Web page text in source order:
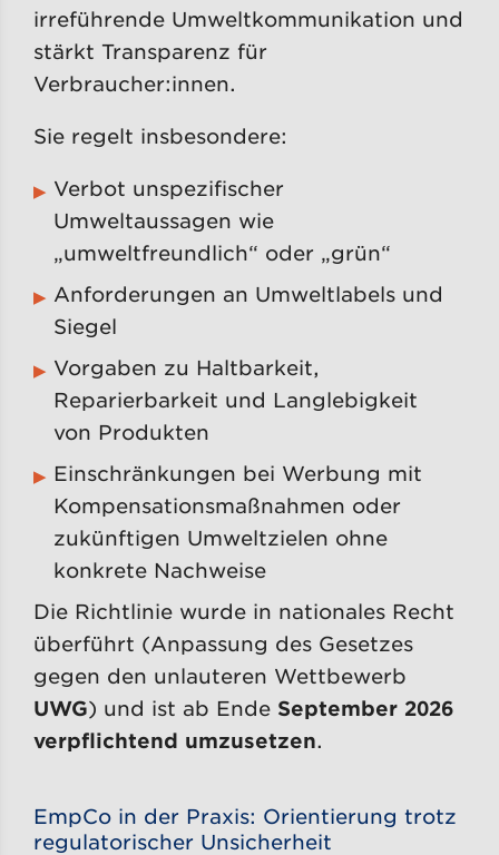
irreführende Umweltkommunikation und
stärkt Transparenz für
Verbraucher:innen.
Sie regelt insbesondere:
Verbot unspezifischer
Umweltaussagen wie
„umweltfreundlich“ oder „grün“
Anforderungen an Umweltlabels und
Siegel
Vorgaben zu Haltbarkeit,
Reparierbarkeit und Langlebigkeit
von Produkten
Einschränkungen bei Werbung mit
Kompensationsmaßnahmen oder
zukünftigen Umweltzielen ohne
konkrete Nachweise
Die Richtlinie wurde in nationales Recht
überführt (Anpassung des Gesetzes
gegen den unlauteren Wettbewerb
UWG) und ist ab Ende September 2026
verpflichtend umzusetzen.
EmpCo in der Praxis: Orientierung trotz
regulatorischer Unsicherheit